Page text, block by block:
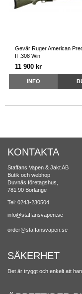
Gevär Ruger American
II .308 Win
11 900 kr
INFO
KONTAKTA
Staffans Vapen & Jakt AB
Butik och webhop
Duvnäs företagshus,
781 90 Borlänge
Tel: 0243-230504
info@staffansvapen.se
order@staffansvapen.se
SÄKERHET
Det är tryggt och enkelt att